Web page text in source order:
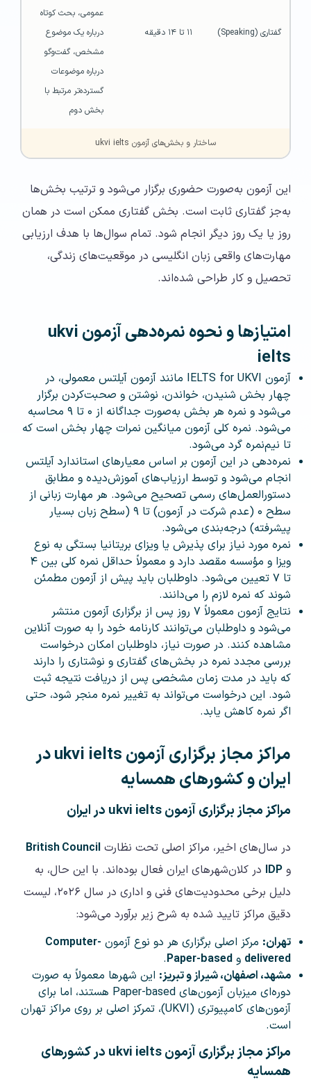
گفتاری (Speaking) ۱۱ تا ۱۴ دقیقه
بخش دوم
ساختار و بخش‌های آزمون ukvi ielts
این آزمون به‌صورت حضوری برگزار می‌شود و ترتیب بخش‌ها
به‌جز گفتاری ثابت است. بخش گفتاری ممکن است در همان
روز یا یک روز دیگر انجام شود. تمام سوال‌ها با هدف ارزیابی
مهارت‌های واقعی زبان انگلیسی در موقعیت‌های زندگی،
تحصیل و کار طراحی شده‌اند.
امتیازها و نحوه نمره‌دهی آزمون ukvi
ielts
آزمون IELTS for UKVI مانند آزمون آیلتس معمولی، در
چهار بخش شنیدن، خواندن، نوشتن و صحبت‌کردن برگزار
می‌شود و نمره هر بخش به‌صورت جداگانه از ۰ تا ۹ محاسبه
می‌شود. نمره کلی آزمون میانگین نمرات چهار بخش است که
تا نیم‌نمره گرد می‌شود.
نمره‌دهی در این آزمون بر اساس معیارهای استاندارد آیلتس
انجام می‌شود و توسط ارزیاب‌های آموزش‌دیده و مطابق
دستورالعمل‌های رسمی تصحیح می‌شود. هر مهارت زبانی از
سطح ۰ (عدم شرکت در آزمون) تا ۹ (سطح زبان بسیار
پیشرفته) درجه‌بندی می‌شود.
نمره مورد نیاز برای پذیرش یا ویزای بریتانیا بستگی به نوع
ویزا و مؤسسه مقصد دارد و معمولاً حداقل نمره کلی بین ۴
تا ۷ تعیین می‌شود. داوطلبان باید پیش از آزمون مطمئن
شوند که نمره لازم را می‌دانند.
نتایج آزمون معمولاً ۷ روز پس از برگزاری آزمون منتشر
می‌شود و داوطلبان می‌توانند کارنامه خود را به صورت آنلاین
مشاهده کنند. در صورت نیاز، داوطلبان امکان درخواست
بررسی مجدد نمره در بخش‌های گفتاری و نوشتاری را دارند
که باید در مدت زمان مشخصی پس از دریافت نتیجه ثبت
شود. این درخواست می‌تواند به تغییر نمره منجر شود، حتی
اگر نمره کاهش یابد.
مراکز مجاز برگزاری آزمون ukvi ielts در
ایران و کشورهای همسایه
مراکز مجاز برگزاری آزمون ukvi ielts در ایران
در سال‌های اخیر، مراکز اصلی تحت نظارتBritish Council
وIDP در کلان‌شهرهای ایران فعال بوده‌اند. با این حال، به
دلیل برخی محدودیت‌های فنی و اداری در سال ۲۰۲۶، لیست
دقیق مراکز تایید شده به شرح زیر برآورد می‌شود:
تهران: مرکز اصلی برگزاری هر دو نوع آزمون Computer-
delivered وPaper-based
.
مشهد، اصفهان، شیراز و تبریز: این شهرها معمولاً به صورت
دوره‌ای میزبان آزمون‌های Paper-based هستند، اما برای
آزمون‌های کامپیوتری (UKVI)، تمرکز اصلی بر روی مراکز تهران
است.
مراکز مجاز برگزاری آزمون ukvi ielts در کشورهای
همسایه